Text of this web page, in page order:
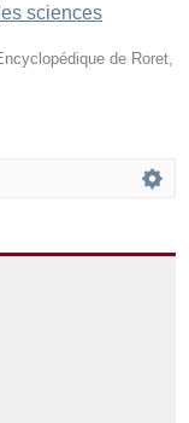
sciences
de Roret